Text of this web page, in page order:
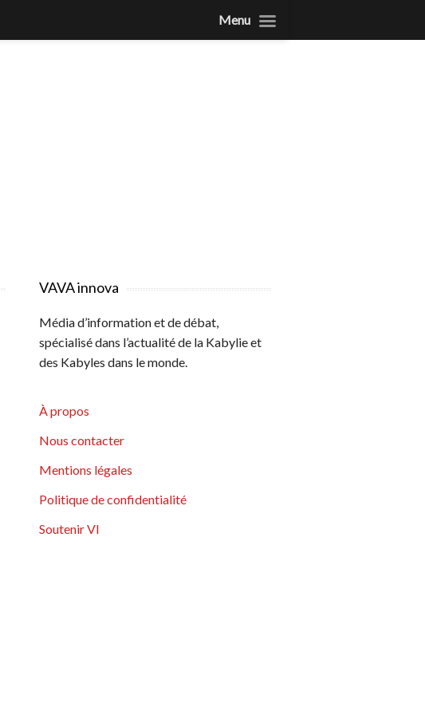
VAVA innova
Média d’information et de débat,
spécialisé dans l’actualité de la Kabylie et
des Kabyles dans le monde.
À propos
Nous contacter
Mentions légales
Politique de confidentialité
Soutenir VI
Menu